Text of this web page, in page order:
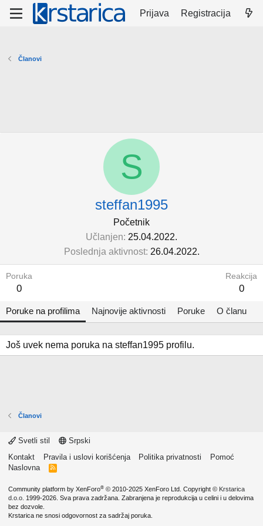
Prijava Registracija
Članovi
S
steffan1995
Početnik
Učlanjen 25.04.2022.
Poslednja aktivnost 26.04.2022.
Poruka
0
Reakcija
0
Poruke na profilima Najnovije aktivnosti Poruke O članu
Još uvek nema poruka na steffan1995 profilu.
Članovi
Svetli stil
Srpski
Kontakt
Pravila i uslovi korišćenja Politika privatnosti
Pomoć
Naslovna
R
Community platform by XenForo® © 2010-2025 XenForo Ltd. Copyright © Krstarica
d.o.o. 1999-2026. Sva prava zadržana. Zabranjena je reprodukcija u celini i u delovima
bez dozvole.
Krstarica ne snosi odgovornost za sadržaj poruka.